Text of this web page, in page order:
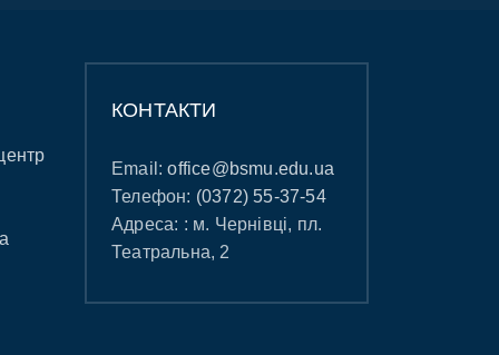
КОНТАКТИ
Email:office@bsmu.edu.ua
Телефон: (0372) 55-37-54
Адреса: : м. Чернівці, пл.
Театральна, 2